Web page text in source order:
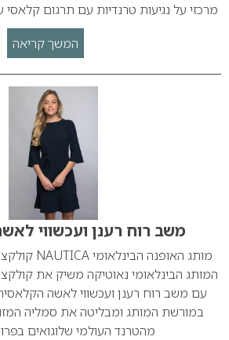
מרכזי על נגיעות טרנדיות עם תרגום קלאסי
המשך קריאה
משב רוח רענן ועכשווי
עם משב רוח רענן ועכשווי לאשה
במורשת המותג ומבליטה את סמליה
מהטרנד העולמי שלוגואים